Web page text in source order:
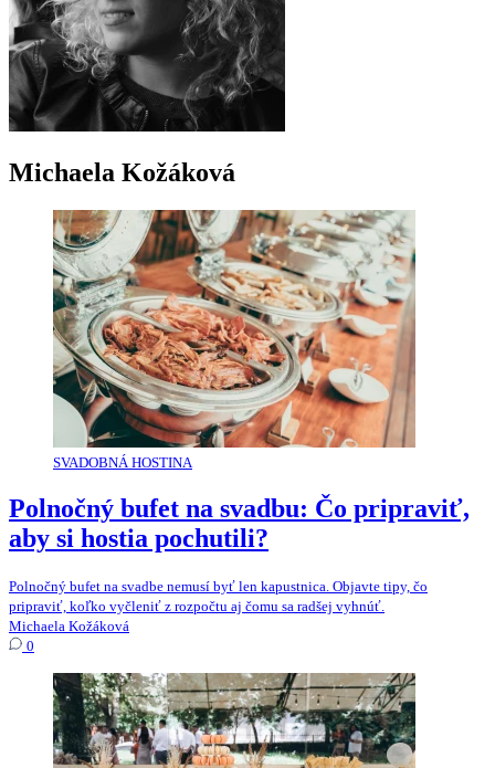
Michaela Kožáková
SVADOBNÁ HOSTINA
Polnočný bufet na svadbu: Čo pripraviť,
aby si hostia pochutili?
Polnočný bufet na svadbe nemusí byť len kapustnica. Objavte tipy, čo
pripraviť, koľko vyčleniť z rozpočtu aj čomu sa radšej vyhnúť.
Michaela Kožáková
0